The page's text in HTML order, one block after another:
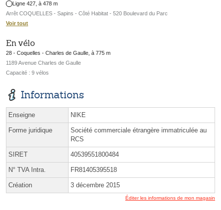
Ligne 427, à 478 m
Arrêt COQUELLES - Sapins - Côté Habitat - 520 Boulevard du Parc
Voir tout
En vélo
28 - Coquelles - Charles de Gaulle, à 775 m
1189 Avenue Charles de Gaulle
Capacité : 9 vélos
Informations
Enseigne NIKE
Forme juridique
Société commerciale étrangère immatriculée au
RCS
SIRET 40539551800484
N° TVA Intra. FR81405395518
Création 3 décembre 2015
Éditer les informations de mon magasin